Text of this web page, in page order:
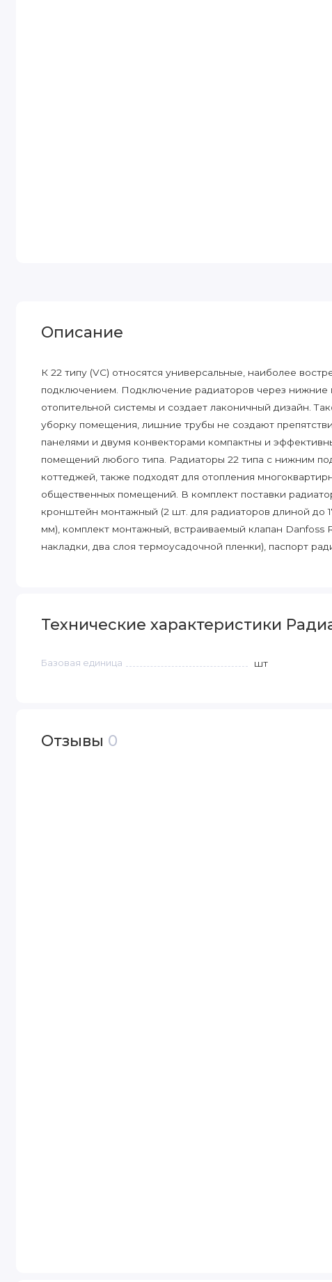
Описание
К 22 типу (VC) относятся универсальные, наиболее
подключением. Подключение радиаторов через нижние
отопительной системы и создает лаконичный дизайн.
уборку помещения, лишние трубы не создают
панелями и двумя конвекторами компактны и
помещений любого типа. Радиаторы 22 типа с нижним
коттеджей, также подходят для отопления
общественных помещений. В комплект поставки
кронштейн монтажный (2 шт. для радиаторов длиной до
мм), комплект монтажный, встраиваемый клапан Danfoss
накладки, два слоя термоусадочной пленки), паспорт
Технические характеристики
Базовая единица шт
Отзывы 0